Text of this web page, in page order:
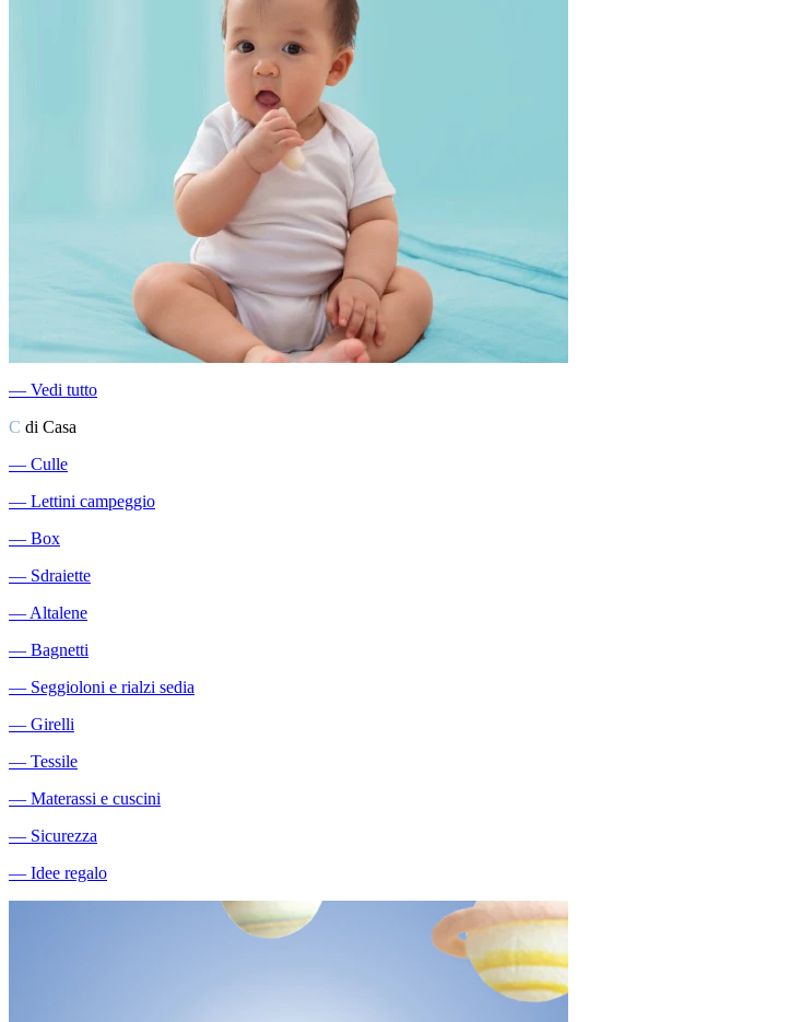
― Vedi tutto
C di Casa
― Culle
― Lettini campeggio
― Box
― Sdraiette
― Altalene
― Bagnetti
― Seggioloni e rialzi sedia
― Girelli
― Tessile
― Materassi e cuscini
― Sicurezza
― Idee regalo